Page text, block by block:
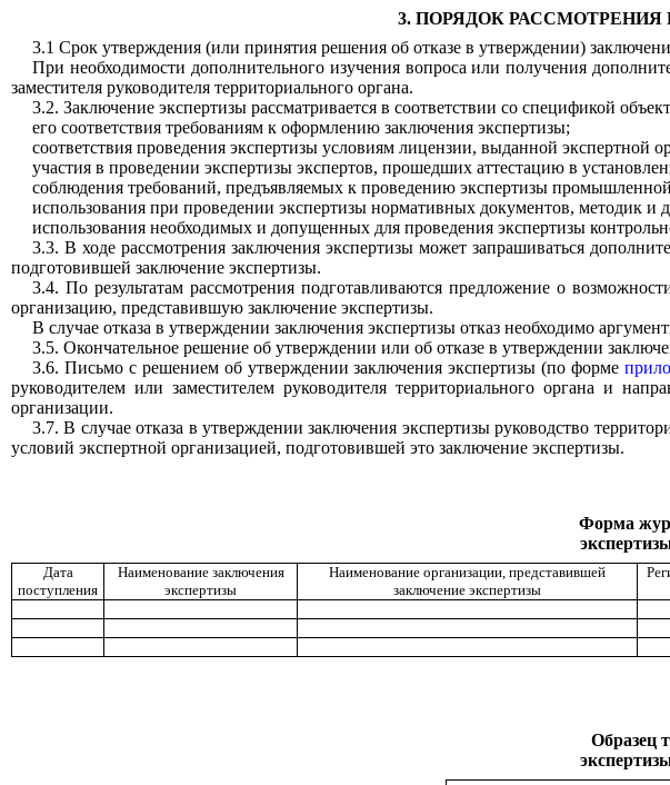
3. ПОРЯДОК
3.1 Срок утверждения (или принятия решения об отказе в утверждении)
При необходимости дополнительного изучения вопроса или получения
заместителя руководителя территориального органа.
3.2. Заключение экспертизы рассматривается в соответствии со спецификой
его соответствия требованиям к оформлению заключения экспертизы;
соответствия проведения экспертизы условиям лицензии, выданной экспертной
участия в проведении экспертизы экспертов, прошедших аттестацию в
соблюдения требований, предъявляемых к проведению экспертизы промышленной
использования при проведении экспертизы нормативных документов, методик
использования необходимых и допущенных для проведения экспертизы
3.3. В ходе рассмотрения заключения экспертизы может запрашиваться
подготовившей заключение экспертизы.
3.4. По результатам рассмотрения подготавливаются предложение о
организацию, представившую заключение экспертизы.
В случае отказа в утверждении заключения экспертизы отказ необходимо
3.5. Окончательное решение об утверждении или об отказе в утверждении
3.6. Письмо с решением об утверждении заключения экспертизы (по форме
руководителем или заместителем руководителя территориального органа и
организации.
3.7. В случае отказа в утверждении заключения экспертизы руководство
условий экспертной организацией, подготовившей это заключение экспертизы.
Форма
Дата
поступления
Наименование заключения
экспертизы
Наименование организации, представившей
заключение экспертизы
Образец